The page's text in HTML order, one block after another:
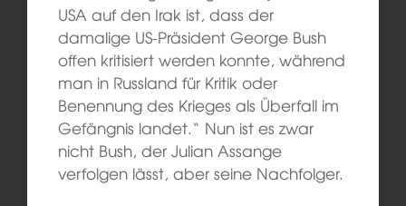
USA auf den Irak ist, dass der
damalige US-Präsident George Bush
offen kritisiert werden konnte, während
man in Russland für Kritik oder
Benennung des Krieges als Überfall im
Gefängnis landet.“ Nun ist es zwar
nicht Bush, der Julian Assange
verfolgen lässt, aber seine Nachfolger.